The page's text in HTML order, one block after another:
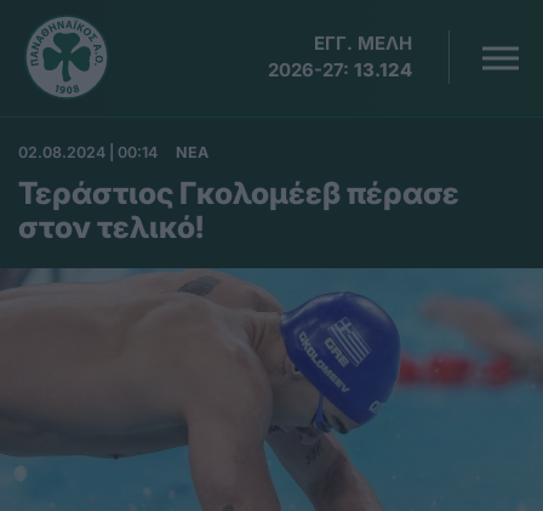
ΕΓΓ. ΜΕΛΗ
2026-27: 13.124
02.08.2024 | 00:14 ΝΕΑ
Τεράστιος Γκολομέεβ πέρασε
στον τελικό!